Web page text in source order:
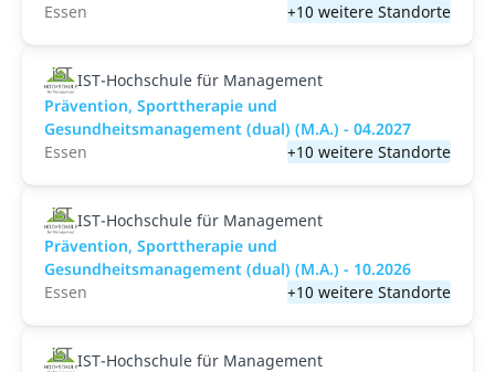
Essen
+10 weitere Standorte
IST-Hochschule für Management
Prävention, Sporttherapie und
Gesundheitsmanagement (dual) (M.A.) - 04.2027
Essen
+10 weitere Standorte
IST-Hochschule für Management
Prävention, Sporttherapie und
Gesundheitsmanagement (dual) (M.A.) - 10.2026
Essen
+10 weitere Standorte
IST-Hochschule für Management